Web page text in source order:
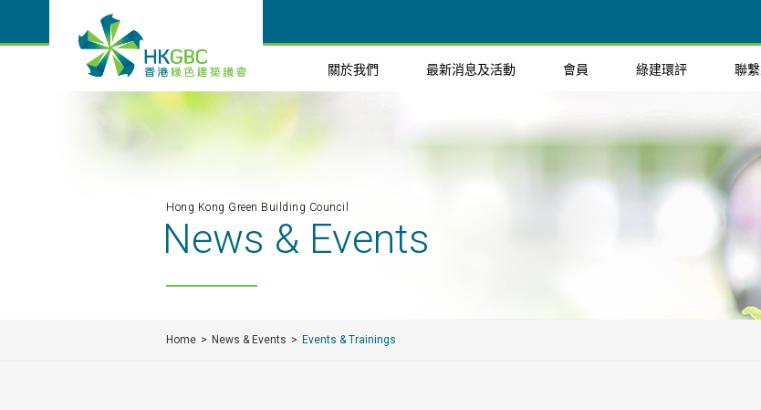
關於我們 最新消息及活動 會員 綠建環評 聯
Hong Kong Green Building Council
News & Events
Home News & Events Events & Trainings